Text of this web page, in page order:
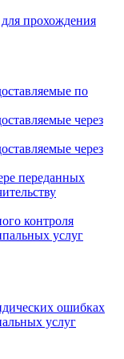
прохождения
по
через
через
переданных
контроля
услуг
ошибках
услуг